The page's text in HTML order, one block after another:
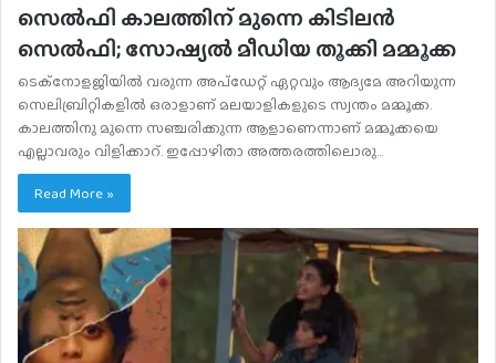
സെല്‍ഫി കാലത്തിന് മുന്നെ കിടിലന്‍
സെല്‍ഫി; സോഷ്യല്‍ മീഡിയ തൂക്കി മമ്മൂക്ക
ടെക്‌നോളജിയില്‍ വരുന്ന അപ്‌ഡേറ്റ് ഏറ്റവും ആദ്യമേ അറിയുന്ന
സെലിബ്രിറ്റികളില്‍ ഒരാളാണ് മലയാളികളുടെ സ്വന്തം മമ്മൂക്ക.
കാലത്തിനു മുന്നെ സഞ്ചരിക്കുന്ന ആളാണെന്നാണ് മമ്മൂക്കയെ
എല്ലാവരും വിളിക്കാറ്. ഇപ്പോഴിതാ അത്തരത്തിലൊരു…
Read More »